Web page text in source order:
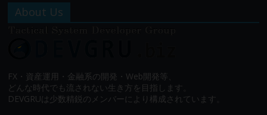
About Us
FX・資産運用・金融系の開発・Web開発等、
どんな時代でも流されない生き方を目指します。
DEVGRUは少数精鋭のメンバーにより構成されています。